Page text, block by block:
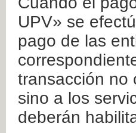
UPV» se
pago de las
transacción no
sino a los
deberán